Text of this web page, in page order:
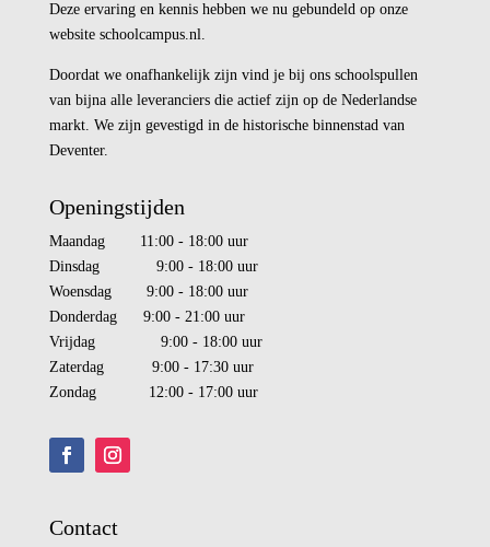
Deze ervaring en kennis hebben we nu gebundeld op onze
website schoolcampus.nl.
Doordat we onafhankelijk zijn vind je bij ons schoolspullen
van bijna alle leveranciers die actief zijn op de Nederlandse
markt. We zijn gevestigd in de historische binnenstad van
Deventer.
Openingstijden
Maandag 11:00 - 18:00 uur
Dinsdag 9:00 - 18:00 uur
Woensdag 9:00 - 18:00 uur
Donderdag 9:00 - 21:00 uur
Vrijdag 9:00 - 18:00 uur
Zaterdag 9:00 - 17:30 uur
Zondag 12:00 - 17:00 uur
Contact